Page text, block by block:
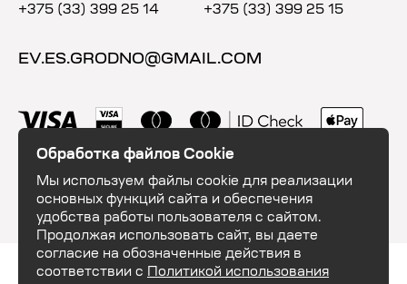
+375 (33) 399 25 14 +375 (33) 399 25 15
EV.ES.GRODNO@GMAIL.COM
ООО "ЕвэндЕс". УНП 591035684. 230003, Республика Беларусь, г. Гродно,
шоссе Озёрское 16. Свидетельство о государственной регистрации
Обработка файлов Cookie
Мы используем файлы cookie для реализации
основных функций сайта и обеспечения
удобства работы пользователя с сайтом.
Продолжая использовать сайт, вы даете
согласие на обозначенные действия в
соответствии с Политикой использования